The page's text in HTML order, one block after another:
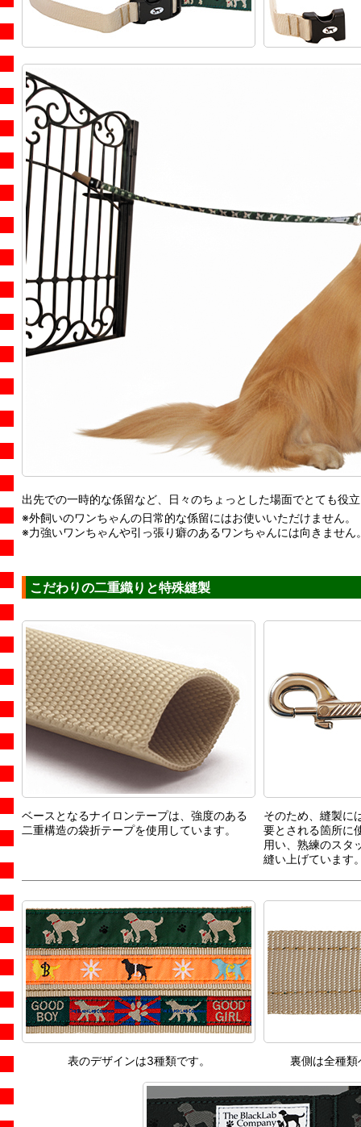
出先での一時的な係留など、日々のちょっとした場面でとても役
※外飼いのワンちゃんの日常的な係留にはお使いいただけません。
※力強いワンちゃんや引っ張り癖のあるワンちゃんには向きません
こだわりの二重織りと特殊縫製
ベースとなるナイロンテープは、強度のある
二重構造の袋折テープを使用しています。
そのため、縫製に
要とされる箇所に
用い、熟練のスタ
縫い上げています
表のデザインは3種類です。 裏側は全種